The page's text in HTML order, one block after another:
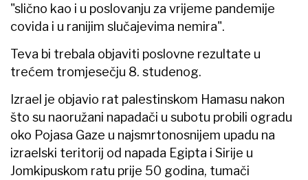
"slično kao i u poslovanju za vrijeme pandemije
covida i u ranijim slučajevima nemira".
Teva bi trebala objaviti poslovne rezultate u
trećem tromjesečju 8. studenog.
Izrael je objavio rat palestinskom Hamasu nakon
što su naoružani napadači u subotu probili ogradu
oko Pojasa Gaze u najsmrtonosnijem upadu na
izraelski teritorij od napada Egipta i Sirije u
Jomkipuskom ratu prije 50 godina, tumači